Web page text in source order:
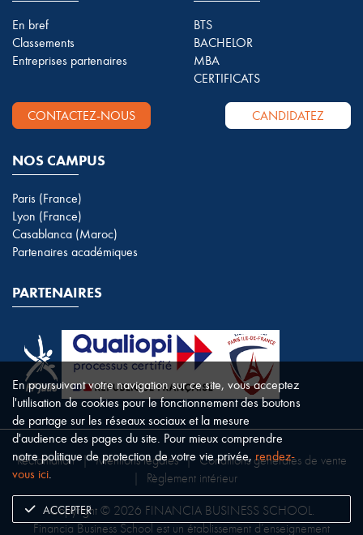
En bref
Classements
Entreprises partenaires
BTS
BACHELOR
MBA
CERTIFICATS
CONTACTEZ-NOUS CANDIDATEZ
NOS CAMPUS
Paris (France)
Lyon (France)
Casablanca (Maroc)
Partenaires académiques
PARTENAIRES
Copyright © 2026 FINANCIA BUSINESS SCHOOL.
Financia Business School est un établissement d’enseignement
Réclamation | Mentions légales | Conditions générales de vente
Règlement intérieur
En poursuivant votre navigation sur ce site, vous acceptez
l'utilisation de cookies pour le fonctionnement des boutons
de partage sur les réseaux sociaux et la mesure
d'audience des pages du site. Pour mieux comprendre
notre politique de protection de votre vie privée,rendez-
vous ici.
ACCEPTER